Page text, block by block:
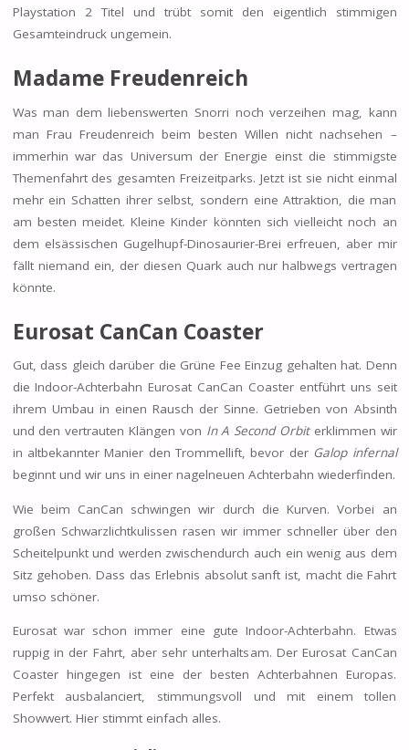
Playstation 2 Titel und trübt somit den eigentlich stimmigen
Gesamteindruck ungemein.
Madame Freudenreich
Was man dem liebenswerten Snorri noch verzeihen mag, kann
man Frau Freudenreich beim besten Willen nicht nachsehen –
immerhin war das Universum der Energie einst die stimmigste
Themenfahrt des gesamten Freizeitparks. Jetzt ist sie nicht einmal
mehr ein Schatten ihrer selbst, sondern eine Attraktion, die man
am besten meidet. Kleine Kinder könnten sich vielleicht noch an
dem elsässischen Gugelhupf-Dinosaurier-Brei erfreuen, aber mir
fällt niemand ein, der diesen Quark auch nur halbwegs vertragen
könnte.
Eurosat CanCan Coaster
Gut, dass gleich darüber die Grüne Fee Einzug gehalten hat. Denn
die Indoor-Achterbahn Eurosat CanCan Coaster entführt uns seit
ihrem Umbau in einen Rausch der Sinne. Getrieben von Absinth
und den vertrauten Klängen von In A Second Orbiterklimmen wir
in altbekannter Manier den Trommellift, bevor der Galop infernal
beginnt und wir uns in einer nagelneuen Achterbahn wiederfinden.
Wie beim CanCan schwingen wir durch die Kurven. Vorbei an
großen Schwarzlichtkulissen rasen wir immer schneller über den
Scheitelpunkt und werden zwischendurch auch ein wenig aus dem
Sitz gehoben. Dass das Erlebnis absolut sanft ist, macht die Fahrt
umso schöner.
Eurosat war schon immer eine gute Indoor-Achterbahn. Etwas
ruppig in der Fahrt, aber sehr unterhaltsam. Der Eurosat CanCan
Coaster hingegen ist eine der besten Achterbahnen Europas.
Perfekt ausbalanciert, stimmungsvoll und mit einem tollen
Showwert. Hier stimmt einfach alles.